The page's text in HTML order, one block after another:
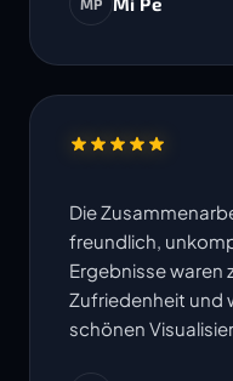
MP
Die
freundlich,
Ergebnisse waren
Zufriedenheit und
schönen